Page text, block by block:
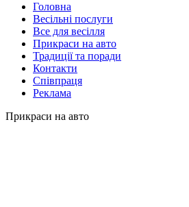
Головна
Весільні послуги
Все для весілля
Прикраси на авто
Традиції та поради
Контакти
Співпраця
Реклама
Прикраси на авто